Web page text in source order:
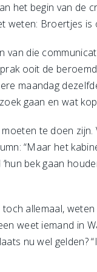
het begin van
weten: Broertjes
van die
ooit de
maandag
gaan en wat
te doen
“Maar het
bek gaan
toch allemaal,
weet iemand in
nu wel gelden?